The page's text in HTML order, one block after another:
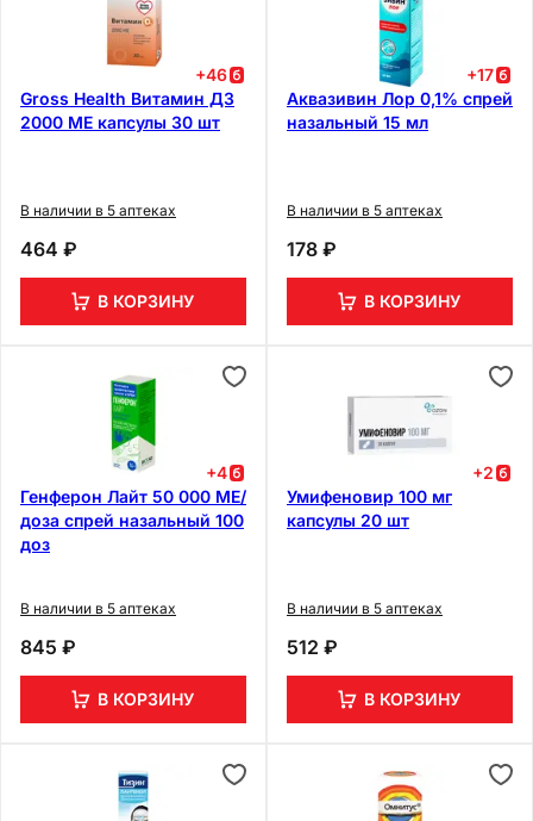
+46
Gross Health Витамин Д3
2000 МЕ капсулы 30 шт
В наличии в 5 аптеках
464 ₽
В КОРЗИНУ
+17
Аквазивин Лор 0,1% спрей
назальный 15 мл
В наличии в 5 аптеках
178 ₽
В КОРЗИНУ
+4
Генферон Лайт 50 000 МЕ/
доза спрей назальный 100
доз
В наличии в 5 аптеках
845 ₽
В КОРЗИНУ
+2
Умифеновир 100 мг
капсулы 20 шт
В наличии в 5 аптеках
512 ₽
В КОРЗИНУ